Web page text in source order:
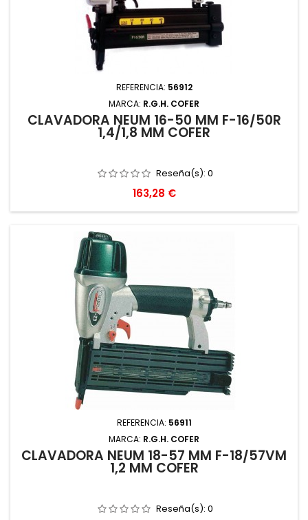
REFERENCIA: 56912
MARCA: R.G.H. COFER
CLAVADORA NEUM 16-50 MM F-16/50R
1,4/1,8 MM COFER
Reseña(s): 0
Precio
163,28 €
REFERENCIA: 56911
MARCA: R.G.H. COFER
CLAVADORA NEUM 18-57 MM F-18/57VM
1,2 MM COFER
Reseña(s): 0